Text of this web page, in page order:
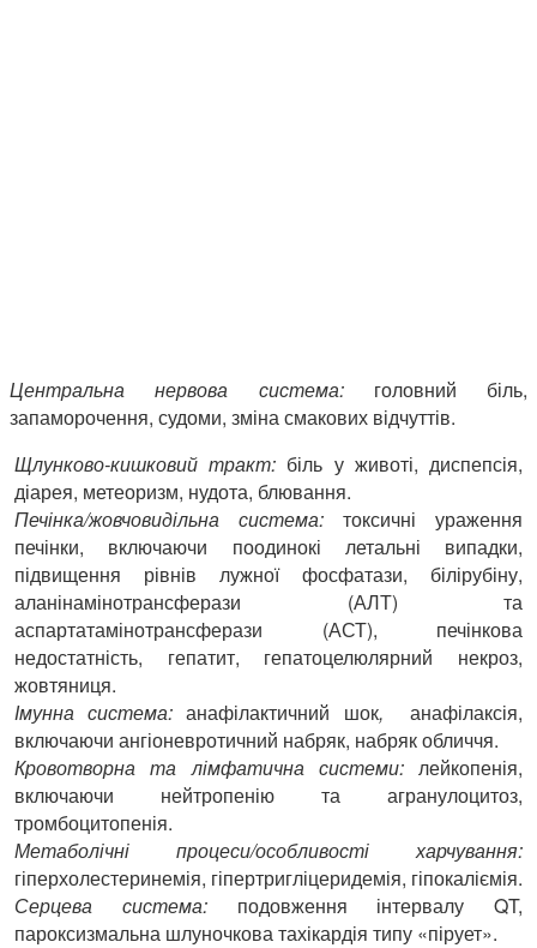
Центральна нервова система:головний біль,
запаморочення, судоми, зміна смакових відчуттів.
Щлунково-кишковий тракт: біль у животі, диспепсія,
діарея, метеоризм, нудота, блювання.
Печінка/жовчовидільна система:токсичні ураження
печінки, включаючи поодинокі летальні випадки,
підвищення рівнів лужної фосфатази, білірубіну,
аланінамінотрансферази (АЛТ) та
аспартатамінотрансферази (АСТ), печінкова
недостатність, гепатит, гепатоцелюлярний некроз,
жовтяниця.
Імунна система:анафілактичний шок,
анафілаксія,
включаючи ангіоневротичний набряк, набряк обличчя.
Кровотворна та лімфатична системи:лейкопенія,
включаючи нейтропенію та агранулоцитоз,
тромбоцитопенія.
Метаболічні процеси/особливості харчування:
гіперхолестеринемія, гіпертригліцеридемія, гіпокаліємія.
Серцева система:подовження інтервалу QT,
пароксизмальна шлуночкова тахікардія типу «пірует».